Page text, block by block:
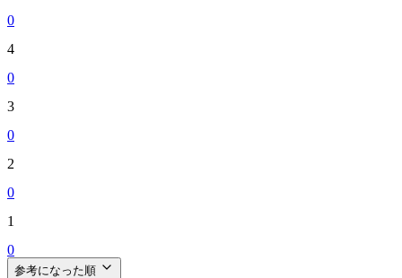
0
4
0
3
0
2
0
1
0
参考になった順